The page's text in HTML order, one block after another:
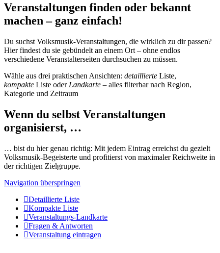
Veranstaltungen finden oder bekannt
machen – ganz einfach!
Du suchst Volksmusik-Veranstaltungen, die wirklich zu dir passen?
Hier findest du sie gebündelt an einem Ort – ohne endlos
verschiedene Veranstalterseiten durchsuchen zu müssen.
Wähle aus drei praktischen Ansichten: detaillierte Liste,
kompakte Liste oder Landkarte – alles filterbar nach Region,
Kategorie und Zeitraum
Wenn du selbst Veranstaltungen
organisierst, …
… bist du hier genau richtig: Mit jedem Eintrag erreichst du gezielt
Volksmusik-Begeisterte und profitierst von maximaler Reichweite in
der richtigen Zielgruppe.
Navigation überspringen
Detaillierte Liste
Kompakte Liste
Veranstaltungs-Landkarte
Fragen & Antworten
Veranstaltung eintragen